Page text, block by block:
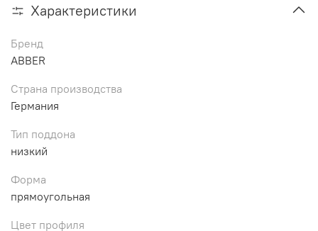
Характеристики
Бренд
ABBER
Страна производства
Германия
Тип поддона
низкий
Форма
прямоугольная
Цвет профиля